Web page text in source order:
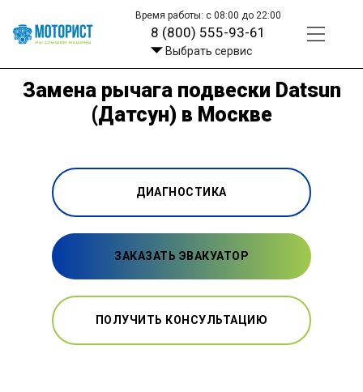
Время работы: с 08:00 до 22:00
8 (800) 555-93-61
Выбрать сервис
Замена рычага подвески Datsun
(Датсун) в Москве
ДИАГНОСТИКА
ЗАКАЗАТЬ ЭВАКУАТОР
ПОЛУЧИТЬ КОНСУЛЬТАЦИЮ